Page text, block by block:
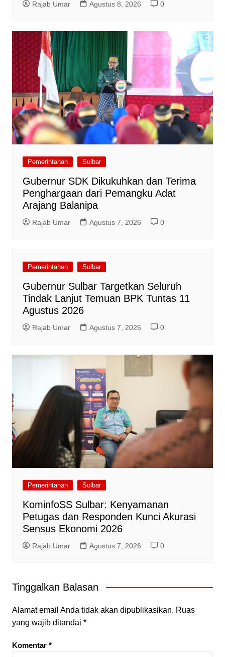
Rajab Umar Agustus 8, 2026 0
Pemerintahan Sulbar
Gubernur SDK Dikukuhkan dan Terima
Penghargaan dari Pemangku Adat
Arajang Balanipa
Rajab Umar Agustus 7, 2026 0
Pemerintahan Sulbar
Gubernur Sulbar Targetkan Seluruh
Tindak Lanjut Temuan BPK Tuntas 11
Agustus 2026
Rajab Umar Agustus 7, 2026 0
Pemerintahan Sulbar
KominfoSS Sulbar: Kenyamanan
Petugas dan Responden Kunci Akurasi
Sensus Ekonomi 2026
Rajab Umar Agustus 7, 2026 0
Tinggalkan Balasan
Alamat email Anda tidak akan dipublikasikan. Ruas
yang wajib ditandai *
Komentar *